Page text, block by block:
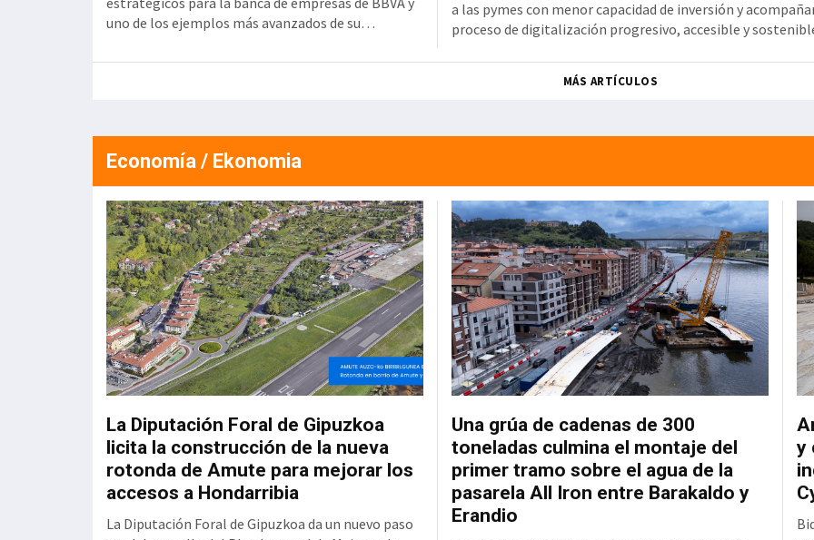
uno de los ejemplos más avanzados de su
ejemplo de cómo la especialización sectorial
a las pymes con menor capacidad de inversión y
proceso de digitalización progresivo, accesible y
digitalización documental y automatización de procesos.
MÁS ARTÍCULOS
Economía / Ekonomia
La Diputación Foral de Gipuzkoa
licita la construcción de la nueva
rotonda de Amute para mejorar los
accesos a Hondarribia
La Diputación Foral de Gipuzkoa da un nuevo paso
Una grúa de cadenas de 300
toneladas culmina el montaje del
primer tramo sobre el agua de la
pasarela All Iron entre Barakaldo y
Erandio
y